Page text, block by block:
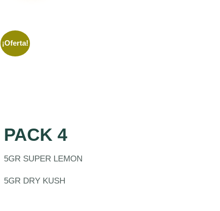
¡Oferta!
PACK 4
5GR SUPER LEMON
5GR DRY KUSH